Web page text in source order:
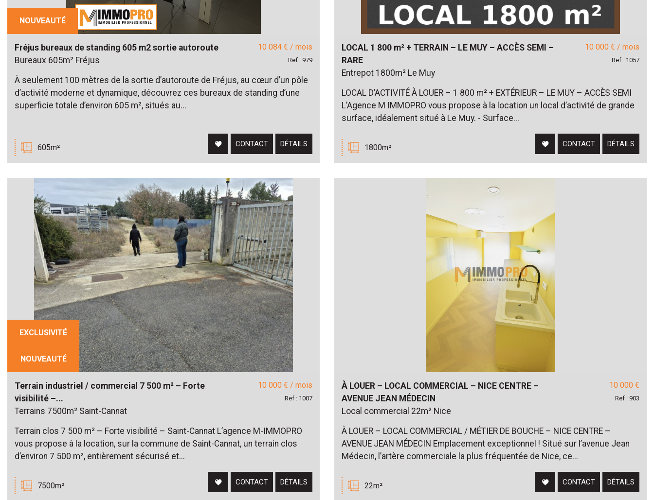
NOUVEAUTÉ
Fréjus bureaux de standing 605 m2 sortie autoroute
Bureaux 605m² Fréjus
10 084 € / mois
Ref : 979
À seulement 100 mètres de la sortie d’autoroute de Fréjus, au cœur d’un pôle
d’activité moderne et dynamique, découvrez ces bureaux de standing d’une
superficie totale d’environ 605 m², situés au...
605m² CONTACT DÉTAILS
LOCAL 1 800 m² + TERRAIN – LE MUY – ACCÈS SEMI –
RARE
Entrepot 1800m² Le Muy
10 000 € / mois
Ref : 1057
LOCAL D’ACTIVITÉ À LOUER – 1 800 m² + EXTÉRIEUR – LE MUY – ACCÈS SEMI
L’Agence M IMMOPRO vous propose à la location un local d’activité de grande
surface, idéalement situé à Le Muy. - Surface...
1800m² CONTACT DÉTAILS
EXCLUSIVITÉ
NOUVEAUTÉ
Terrain industriel / commercial 7 500 m² – Forte
visibilité –...
Terrains 7500m² Saint-Cannat
10 000 € / mois
Ref : 1007
Terrain clos 7 500 m² – Forte visibilité – Saint-Cannat L’agence M-IMMOPRO
vous propose à la location, sur la commune de Saint-Cannat, un terrain clos
d’environ 7 500 m², entièrement sécurisé et...
7500m² CONTACT DÉTAILS
À LOUER – LOCAL COMMERCIAL – NICE CENTRE –
AVENUE JEAN MÉDECIN
Local commercial 22m² Nice
10 000 €
Ref : 903
À LOUER – LOCAL COMMERCIAL / MÉTIER DE BOUCHE – NICE CENTRE –
AVENUE JEAN MÉDECIN Emplacement exceptionnel ! Situé sur l’avenue Jean
Médecin, l’artère commerciale la plus fréquentée de Nice, ce...
22m² CONTACT DÉTAILS